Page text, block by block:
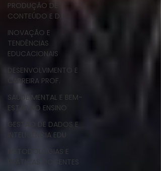
PRODUÇÃO DE
CONTEÚDO E D.I.
INOVAÇÃO E
TENDÊNCIAS
EDUCACIONAIS
DESENVOLVIMENTO E
CARREIRA PROF.
SAÚDE MENTAL E BEM-
ESTAR NO ENSINO
GESTÃO DE DADOS E
INTELIGÊNCIA EDU
METODOLOGIAS E
PRÁTICAS DOCENTES